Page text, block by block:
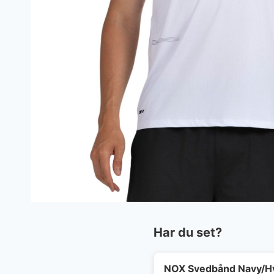
Har du set?
NOX Svedbånd Navy/